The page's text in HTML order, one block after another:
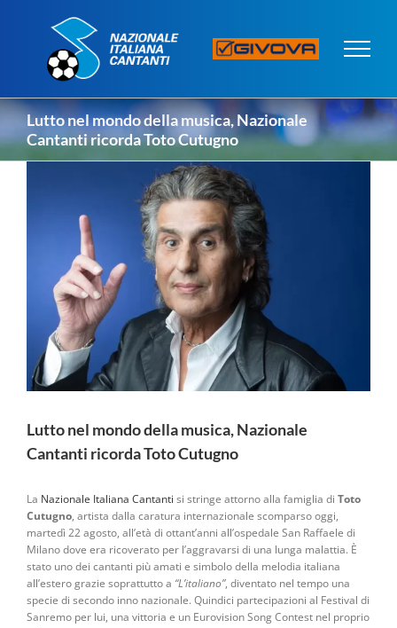
Lutto nel mondo della musica, Nazionale
Cantanti ricorda Toto Cutugno
Lutto nel mondo della musica, Nazionale
Cantanti ricorda Toto Cutugno
La Nazionale Italiana Cantanti si stringe attorno alla famiglia di Toto
Cutugno, artista dalla caratura internazionale scomparso oggi,
martedì 22 agosto, all’età di ottant’anni all’ospedale San Raffaele di
Milano dove era ricoverato per l’aggravarsi di una lunga malattia. È
stato uno dei cantanti più amati e simbolo della melodia italiana
all’estero grazie soprattutto a “L’italiano”, diventato nel tempo una
specie di secondo inno nazionale. Quindici partecipazioni al Festival di
Sanremo per lui, una vittoria e un Eurovision Song Contest nel proprio